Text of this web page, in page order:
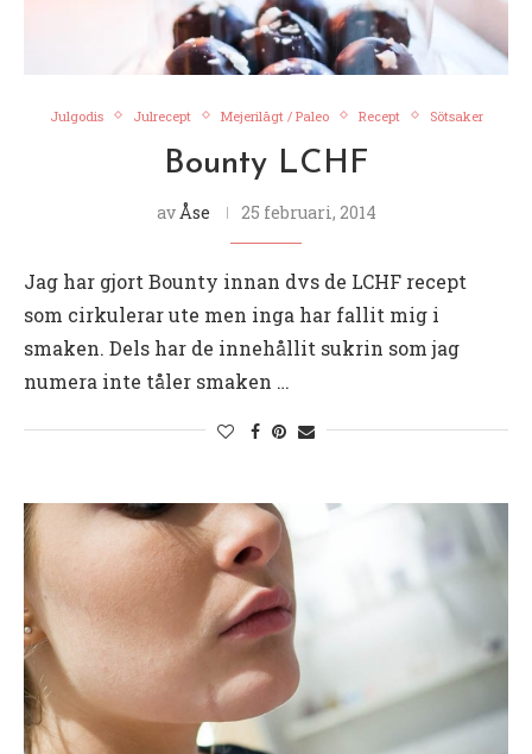
Julgodis Julrecept Mejerilågt / Paleo Recept Sötsaker
Bounty LCHF
av Åse 25 februari, 2014
Jag har gjort Bounty innan dvs de LCHF recept
som cirkulerar ute men inga har fallit mig i
smaken. Dels har de innehållit sukrin som jag
numera inte tåler smaken …